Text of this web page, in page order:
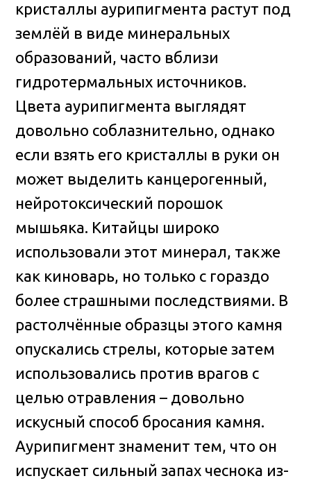
кристаллы аурипигмента растут под
землёй в виде минеральных
образований, часто вблизи
гидротермальных источников.
Цвета аурипигмента выглядят
довольно соблазнительно, однако
если взять его кристаллы в руки он
может выделить канцерогенный,
нейротоксический порошок
мышьяка. Китайцы широко
использовали этот минерал, также
как киноварь, но только с гораздо
более страшными последствиями. В
растолчённые образцы этого камня
опускались стрелы, которые затем
использовались против врагов с
целью отравления – довольно
искусный способ бросания камня.
Аурипигмент знаменит тем, что он
испускает сильный запах чеснока из-